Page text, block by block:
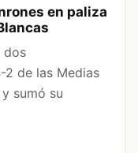
en paliza
dos
2 de las Medias
sumó su